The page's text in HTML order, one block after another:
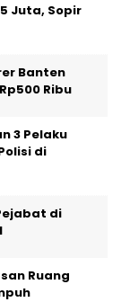
Juta, Sopir
Banten
Ribu
3 Pelaku
di
di
Ruang